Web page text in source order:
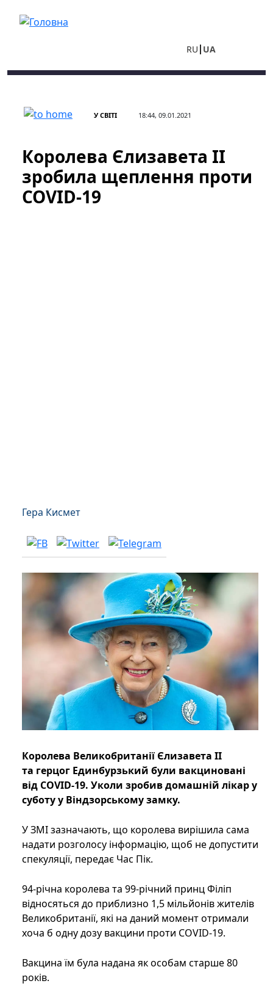
RU UA
У СВІТІ 18:44, 09.01.2021
Королева Єлизавета II
зробила щеплення проти
COVID-19
Гера Кисмет
Королева Великобританії Єлизавета II
та герцог Единбурзький були вакциновані
від COVID-19. Уколи зробив домашній лікар у
суботу у Віндзорському замку.
У ЗМІ зазначають, що королева вирішила сама
надати розголосу інформацію, щоб не допустити
спекуляції, передає Час Пік.
94-річна королева та 99-річний принц Філіп
відносяться до приблизно 1,5 мільйонів жителів
Великобританії, які на даний момент отримали
хоча б одну дозу вакцини проти COVID-19.
Вакцина їм була надана як особам старше 80
років.